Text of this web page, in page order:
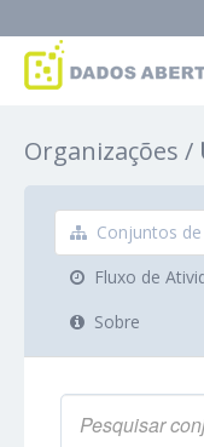
Grupos
Sobre
Organizações
Conjuntos
Fluxo de
Sobre